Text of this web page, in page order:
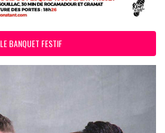
LE BANQUET FESTIF